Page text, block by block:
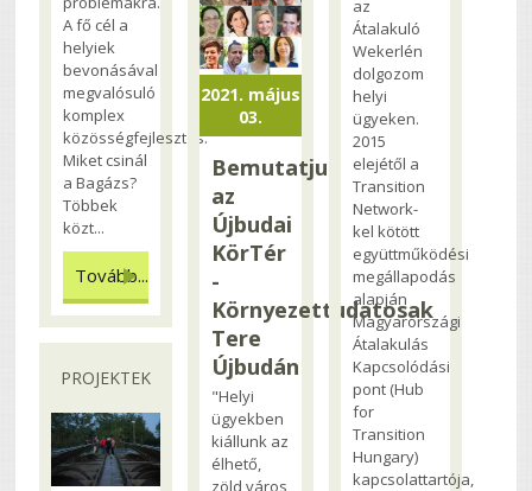
A fő cél a
helyiek
bevonásával
megvalósuló
komplex
közösségfejlesztés.
Miket csinál
a Bagázs?
Többek
közt...
Tovább...
PROJEKTEK
2021. május
03.
Bemutatjuk
az
Újbudai
KörTér
-
Környezettudatosak
Tere
Újbudán
"Helyi
ügyekben
kiállunk az
élhető,
zöld város
az
Átalakuló
Wekerlén
dolgozom
helyi
ügyeken.
2015
elejétől a
Transition
Network-
kel kötött
együttműködési
megállapodás
alapján
Magyarországi
Átalakulás
Kapcsolódási
pont (Hub
for
Transition
Hungary)
kapcsolattartója,